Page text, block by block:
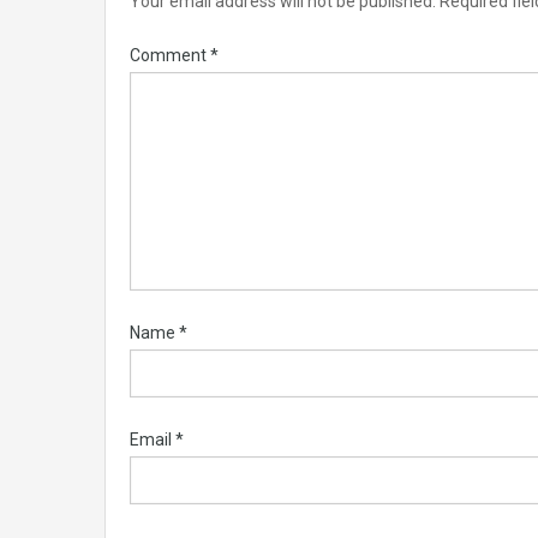
Comment*
Name *
Email *